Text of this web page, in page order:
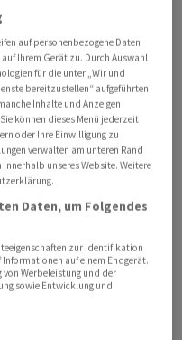
April 2026
nur leicht um
wie das
(BAZG) am
Preisveränderungen
Plus von 3,0 Prozent.
der letzten Monate
waren die
seit dem dritten
zehn Sparten im
Maschinen,
Es bremsten
auf personenbezogene Daten
Ihrem Gerät zu. Durch Auswahl
für die unter „Wir und
bereitzustellen“ aufgeführten
Inhalte und Anzeigen
können dieses Menü jederzeit
oder Ihre Einwilligung zu
verwalten am unteren Rand
unseres Website. Weitere
Daten, um Folgendes
zur Identifikation
auf einem Endgerät.
von Werbeleistung und der
sowie Entwicklung und